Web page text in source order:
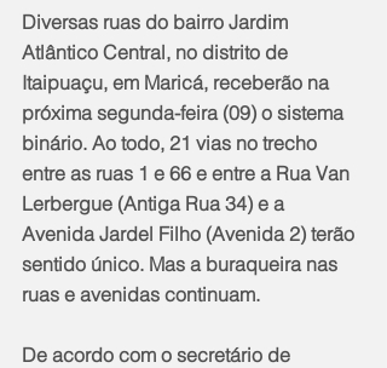
Diversas ruas do bairro Jardim
Atlântico Central, no distrito de
Itaipuaçu, em Maricá, receberão na
próxima segunda-feira (09) o sistema
binário. Ao todo, 21 vias no trecho
entre as ruas 1 e 66 e entre a Rua Van
Lerbergue (Antiga Rua 34) e a
Avenida Jardel Filho (Avenida 2) terão
sentido único. Mas a buraqueira nas
ruas e avenidas continuam.
De acordo com o secretário de